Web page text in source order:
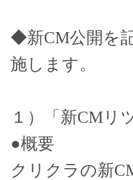
◆新CM公開を
施します。
１）「新CMリ
●概要
クリクラの新